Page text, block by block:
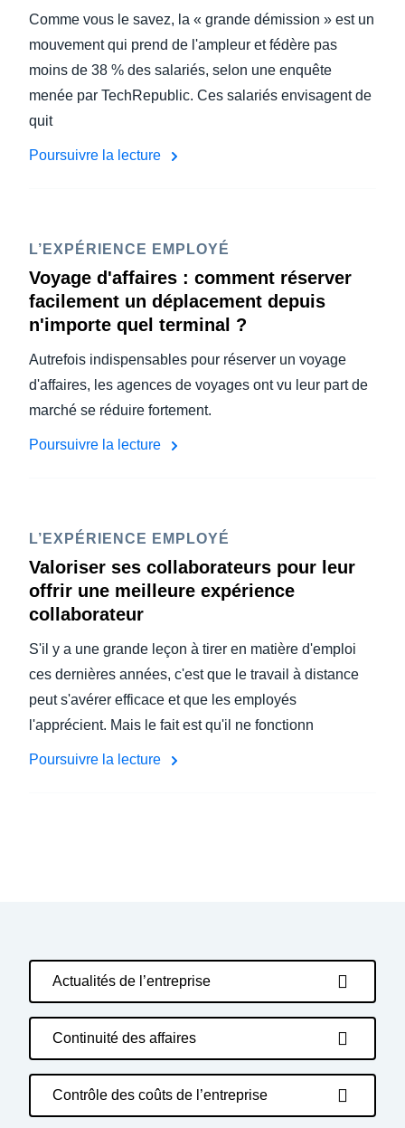
Comme vous le savez, la « grande démission » est un
mouvement qui prend de l'ampleur et fédère pas
moins de 38 % des salariés, selon une enquête
menée par TechRepublic. Ces salariés envisagent de
quit
Poursuivre la lecture
L’EXPÉRIENCE EMPLOYÉ
Voyage d'affaires : comment réserver
facilement un déplacement depuis
n'importe quel terminal ?
Autrefois indispensables pour réserver un voyage
d'affaires, les agences de voyages ont vu leur part de
marché se réduire fortement.
Poursuivre la lecture
L’EXPÉRIENCE EMPLOYÉ
Valoriser ses collaborateurs pour leur
offrir une meilleure expérience
collaborateur
S'il y a une grande leçon à tirer en matière d'emploi
ces dernières années, c'est que le travail à distance
peut s'avérer efficace et que les employés
l'apprécient. Mais le fait est qu'il ne fonctionn
Poursuivre la lecture
Actualités de l’entreprise
Continuité des affaires
Contrôle des coûts de l’entreprise